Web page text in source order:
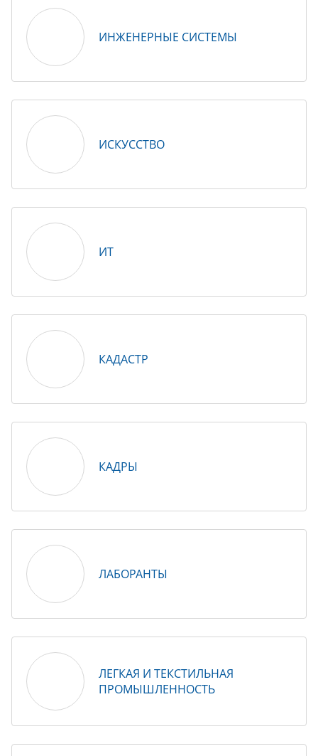
ИНЖЕНЕРНЫЕ СИСТЕМЫ
ИСКУССТВО
ИТ
КАДАСТР
КАДРЫ
ЛАБОРАНТЫ
ЛЕГКАЯ И ТЕКСТИЛЬНАЯ
ПРОМЫШЛЕННОСТЬ